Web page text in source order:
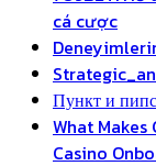
cá cược
Пункт и
What
Casino